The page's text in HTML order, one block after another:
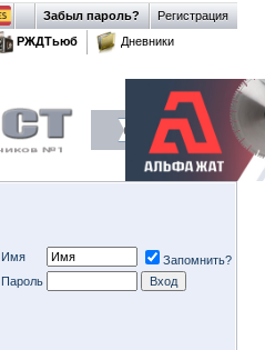
Регистрация
Забыл пароль?
РЖДТьюб
Дневники
Имя
Запомнить?
Пароль